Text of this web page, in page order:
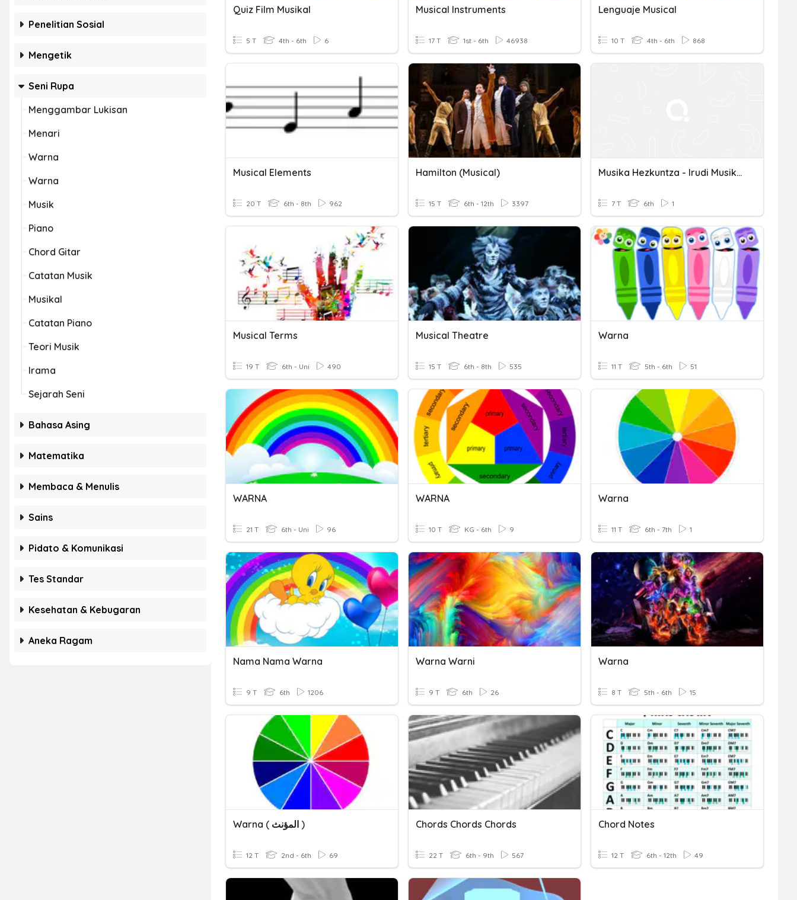
Penelitian Sosial
Mengetik
Seni Rupa
Menggambar Lukisan
Menari
Warna
Warna
Musik
Piano
Chord Gitar
Catatan Musik
Musikal
Catatan Piano
Teori Musik
Irama
Sejarah Seni
Bahasa Asing
Matematika
Membaca & Menulis
Sains
Pidato & Komunikasi
Tes Standar
Kesehatan & Kebugaran
Aneka Ragam
Quiz Film Musikal
5 T 4th - 6th 6
Musical Instruments
17 T 1st - 6th 46938
Lenguaje Musical
10 T 4th - 6th 868
Musical Elements
20 T 6th - 8th 962
Hamilton (Musical)
15 T 6th - 12th 3397
Musika Hezkuntza - Irudi Musikalak
7 T 6th 1
Musical Terms
19 T 6th - Uni 490
Musical Theatre
15 T 6th - 8th 535
Warna
11 T 5th - 6th 51
WARNA
21 T 6th - Uni 96
WARNA
10 T KG - 6th 9
Warna
11 T 6th - 7th 1
Nama Nama Warna
9 T 6th 1206
Warna Warni
9 T 6th 26
Warna
8 T 5th - 6th 15
Warna ( المؤنث )
12 T 2nd - 6th 69
Chords Chords Chords
22 T 6th - 9th 567
Chord Notes
12 T 6th - 12th 49